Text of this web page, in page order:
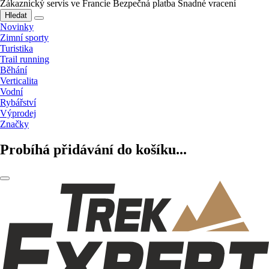
Zákaznický servis ve Francie Bezpečná platba Snadné vracení
Hledat
Novinky
Zimní sporty
Turistika
Trail running
Běhání
Verticalita
Vodní
Rybářství
Výprodej
Značky
Probíhá přidávání do košíku...